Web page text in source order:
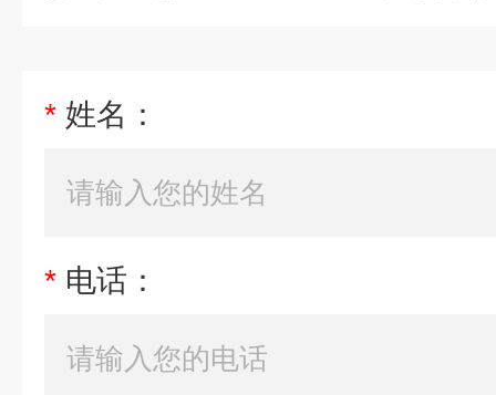
* 姓名：
* 电话：